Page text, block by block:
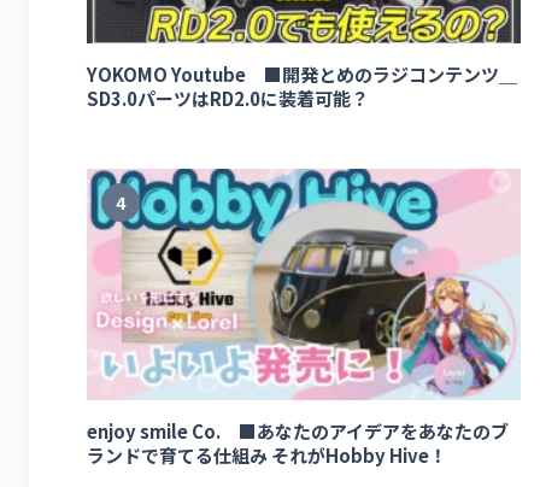
YOKOMO Youtube ■開発とめのラジコンテンツ＿
SD3.0パーツはRD2.0に装着可能？
4
enjoy smile Co. ■あなたのアイデアをあなたのブ
ランドで育てる仕組み それがHobby Hive！